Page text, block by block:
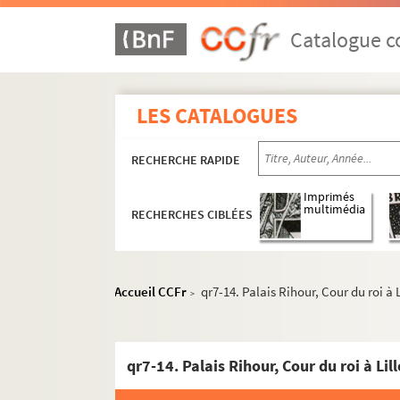
Catalogue
LES CATALOGUES
RECHERCHE RAPIDE
RECHERCHES CIBLÉES
Imprimés
multimédia
Accueil CCFr > qr7-14. Palais Rihour, Cour du roi à
qr7-14. Palais Rihour, Cour du roi à
qr1. Collections bibliographiques -
qr2. Eléments biographiques de personnages